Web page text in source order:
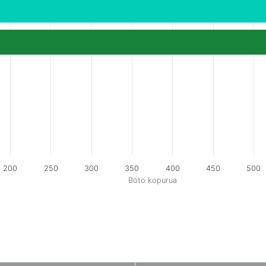
Boto kopurua
200 250 300 350 400 450 500